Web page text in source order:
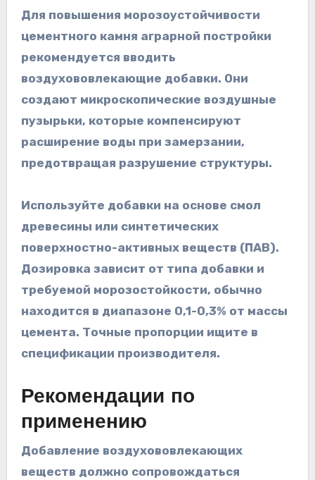
Для повышения морозоустойчивости
цементного камня аграрной постройки
рекомендуется вводить
воздухововлекающие добавки. Они
создают микроскопические воздушные
пузырьки, которые компенсируют
расширение воды при замерзании,
предотвращая разрушение структуры.
Используйте добавки на основе смол
древесины или синтетических
поверхностно-активных веществ (ПАВ).
Дозировка зависит от типа добавки и
требуемой морозостойкости, обычно
находится в диапазоне 0,1-0,3% от массы
цемента. Точные пропорции ищите в
спецификации производителя.
Рекомендации по
применению
Добавление воздухововлекающих
веществ должно сопровождаться